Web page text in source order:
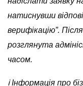
натиснувши
верифікацію”.
розглянута
часом.
ℹ️ Інформація про